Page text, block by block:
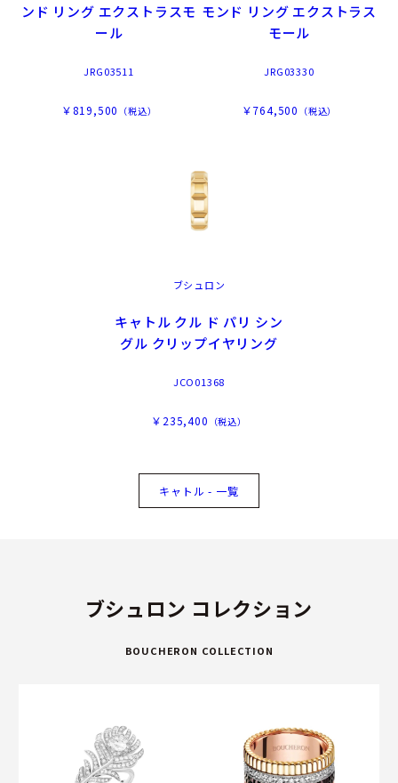
ンド リング エクストラスモ
ール
JRG03511
￥819,500 （税込）
モンド リング エクストラス
モール
JRG03330
￥764,500 （税込）
ブシュロン
キャトル クル ド パリ シン
グル クリップイヤリング
JCO01368
￥235,400 （税込）
キャトル - 一覧
ブシュロン コレクション
BOUCHERON COLLECTION